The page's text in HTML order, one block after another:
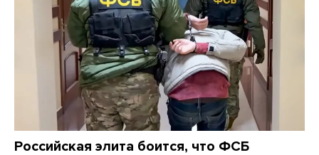
Российская элита боится, что ФСБ